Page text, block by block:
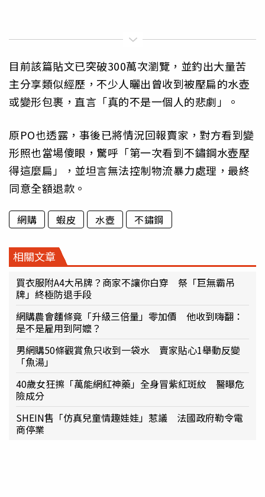
目前該篇貼文已突破300萬次瀏覽，並釣出大量苦
主分享類似經歷，不少人曬出曾收到被壓扁的水壺
或變形包裹，直言「真的不是一個人的悲劇」。
原PO也透露，事後已將情況回報賣家，對方看到變
形照也當場傻眼，驚呼「第一次看到不鏽鋼水壺壓
得這麼扁」，並坦言無法控制物流暴力處理，最終
同意全額退款。
網購 蝦皮 水壺 不鏽鋼
相關文章
買衣服附A4大吊牌？商家不讓你白穿 祭「巨無霸吊
牌」終極防退手段
網購農會麵條竟「升級三倍量」零加價 他收到嗨翻：
是不是雇用到阿嬤？
男網購50條觀賞魚只收到一袋水 賣家貼心1舉動反變
「魚湯」
40歲女狂擦「萬能網紅神藥」全身冒紫紅斑紋 醫曝危
險成分
SHEIN售「仿真兒童情趣娃娃」惹議 法國政府勒令電
商停業